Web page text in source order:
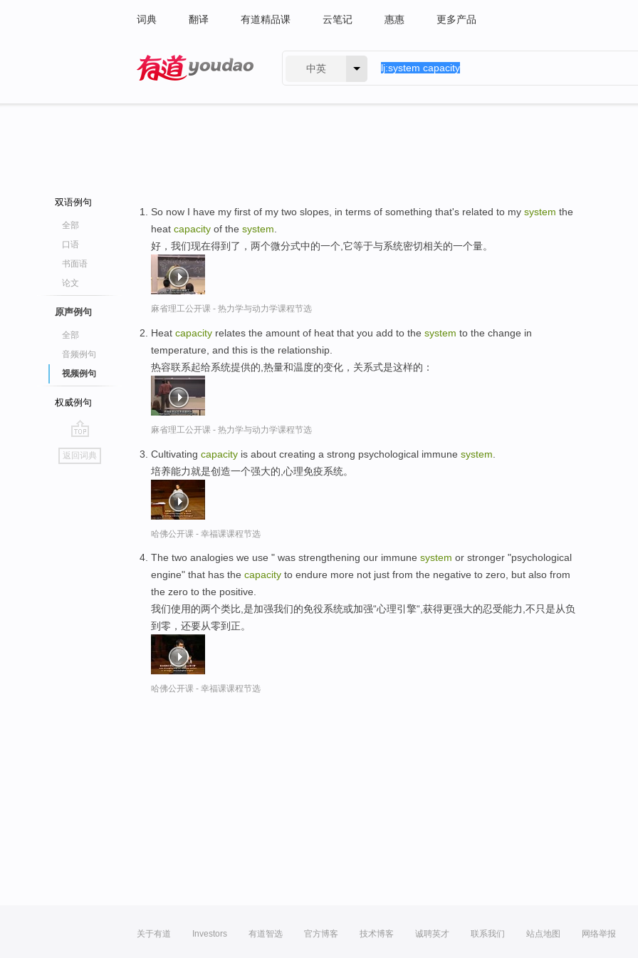
词典 翻译 有道精品课 云笔记 惠惠 更多产品
中英
双语例句
全部
口语
书面语
论文
原声例句
全部
音频例句
视频例句
权威例句
go
top
返回词典
So now I have my first of my two slopes, in terms of something that's related to my system the
heat capacity of the system
好，我们现在得到了，两个微分式中的一个,它等于与系统密切相关的一个量。
麻省理工公开课 - 热力学与动力学课程节选
Heat capacity relates the amount of heat that you add to the system to the change in
temperature, and this is the relationship.
热容联系起给系统提供的,热量和温度的变化，关系式是这样的：
麻省理工公开课 - 热力学与动力学课程节选
Cultivating capacity is about creating a strong psychological immune system
培养能力就是创造一个强大的,心理免疫系统。
哈佛公开课 - 幸福课课程节选
The two analogies we use " was strengthening our immune system or stronger "psychological
engine" that has the capacity to endure more not just from the negative to zero, but also from
the zero to the positive.
我们使用的两个类比,是加强我们的免役系统或加强“心理引擎“,获得更强大的忍受能力,不只是从负
到零，还要从零到正。
哈佛公开课 - 幸福课课程节选
关于有道 Investors 有道智选 官方博客 技术博客 诚聘英才 联系我们 站点地图 网络举报